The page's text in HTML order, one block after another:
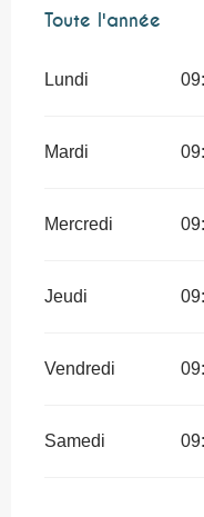
Toute l'année
Toute l'année
Lundi
Mardi
Mercredi
Jeudi
Vendredi
Samedi